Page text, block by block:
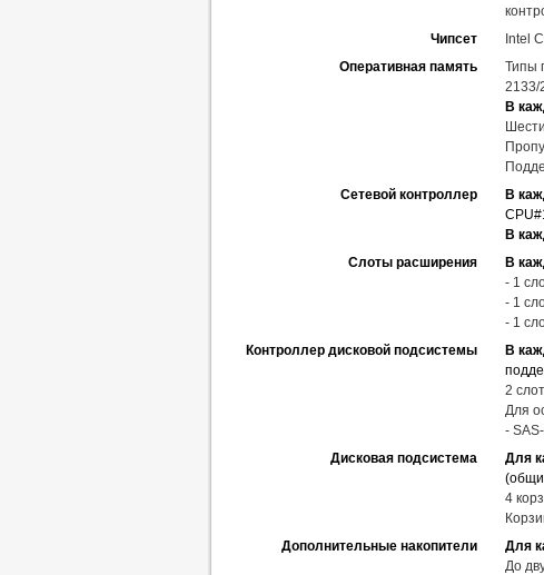
Чипсет
Intel
Оперативная память
Типы
2133/
В
Сетевой контроллер
В
В
Слоты расширения
В
- 1
- 1
- 1
Контроллер дисковой подсистемы
В
2
Для
-
Дисковая подсистема
Для
4
Дополнительные накопители
Для
До